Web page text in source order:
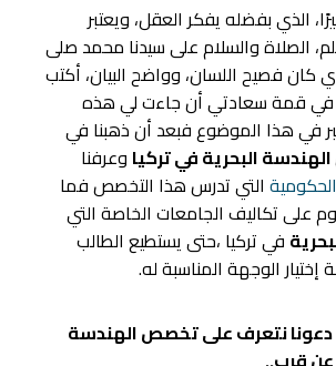
الذي بفضله يفكر العقل، ويعتبر
الصلاة والسلام على سيدنا محمد صلى
كان فصيح اللسان، وواضح البيان، أكتب
في قمة سعادتي أن جاءت لي هذه
في هذا الموضوع فبعد أن ذهبنا في
الهندسة البحرية في تركيا وعرفنا
التي تدرس هذا التخصص فما
على تكاليف الجامعات الخاصة التي
في تركيا ،حتى يستطيع الطالب
إختيار الوجهة المناسبة له.
دعونا نتعرف على تخصص الهندسة